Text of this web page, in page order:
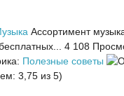
Ассортимент
4 108
Полезные советы
3,75 из 5)